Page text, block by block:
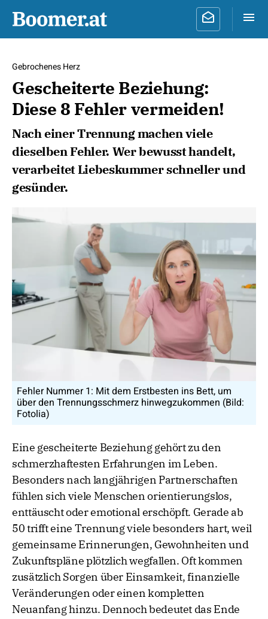
Gebrochenes Herz
Gescheiterte Beziehung:
Diese 8 Fehler vermeiden!
Nach einer Trennung machen viele
dieselben Fehler. Wer bewusst handelt,
verarbeitet Liebeskummer schneller und
gesünder.
Fehler Nummer 1: Mit dem Erstbesten ins Bett, um
über den Trennungsschmerz hinwegzukommen (Bild:
Fotolia)
Eine gescheiterte Beziehung gehört zu den
schmerzhaftesten Erfahrungen im Leben.
Besonders nach langjährigen Partnerschaften
fühlen sich viele Menschen orientierungslos,
enttäuscht oder emotional erschöpft. Gerade ab
50 trifft eine Trennung viele besonders hart, weil
gemeinsame Erinnerungen, Gewohnheiten und
Zukunftspläne plötzlich wegfallen. Oft kommen
zusätzlich Sorgen über Einsamkeit, finanzielle
Veränderungen oder einen kompletten
Neuanfang hinzu. Dennoch bedeutet das Ende